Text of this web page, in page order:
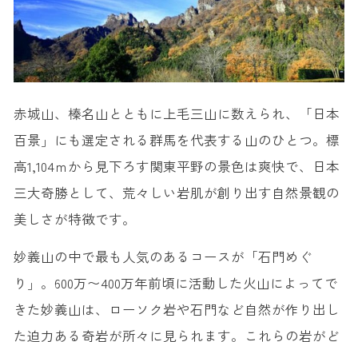
赤城山、榛名山とともに上毛三山に数えられ、「日本
百景」にも選定される群馬を代表する山のひとつ。標
高1,104ｍから見下ろす関東平野の景色は爽快で、日本
三大奇勝として、荒々しい岩肌が創り出す自然景観の
美しさが特徴です。
妙義山の中で最も人気のあるコースが「石門めぐ
り」。600万〜400万年前頃に活動した火山によってで
きた妙義山は、ローソク岩や石門など自然が作り出し
た迫力ある奇岩が所々に見られます。これらの岩がど